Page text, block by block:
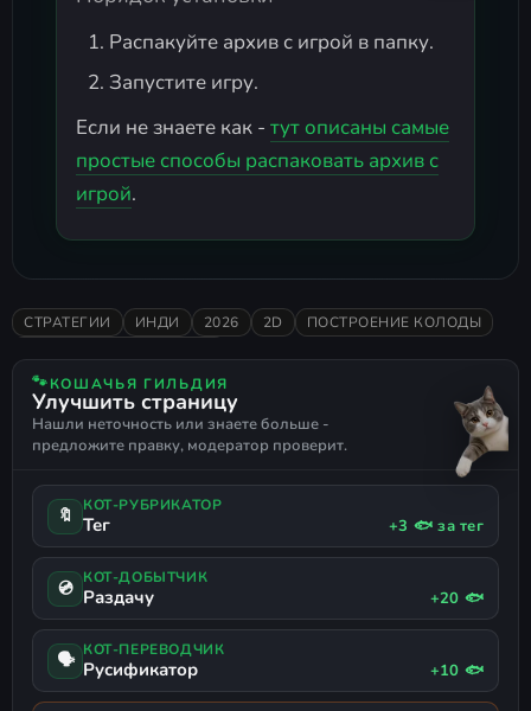
Распакуйте архив с игрой в папку.
Запустите игру.
Если не знаете как - тут описаны самые
простые способы распаковать архив с
игрой.
СТРАТЕГИИ ИНДИ 2026 2D
ПОСТРОЕНИЕ КОЛОДЫ
🐾КОШАЧЬЯ ГИЛЬДИЯ
Улучшить страницу
Нашли неточность или знаете больше -
предложите правку, модератор проверит.
🔖 КОТ-РУБРИКАТОР
Тег +3 🐟 за тег
💿 КОТ-ДОБЫТЧИК
Раздачу +20 🐟
🗣 КОТ-ПЕРЕВОДЧИК
Русификатор +10 🐟